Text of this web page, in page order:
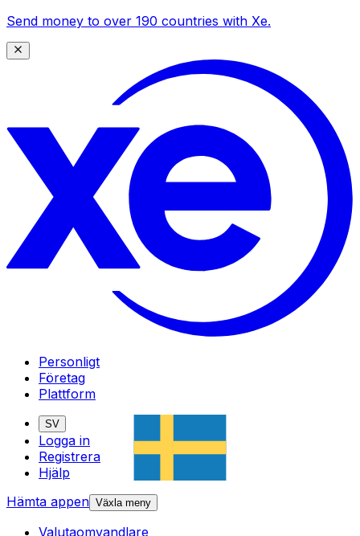
Send money to over 190 countries with Xe.
Personligt
Företag
Plattform
SV
Logga in
Registrera
Hjälp
Hämta appen Växla meny
Valutaomvandlare